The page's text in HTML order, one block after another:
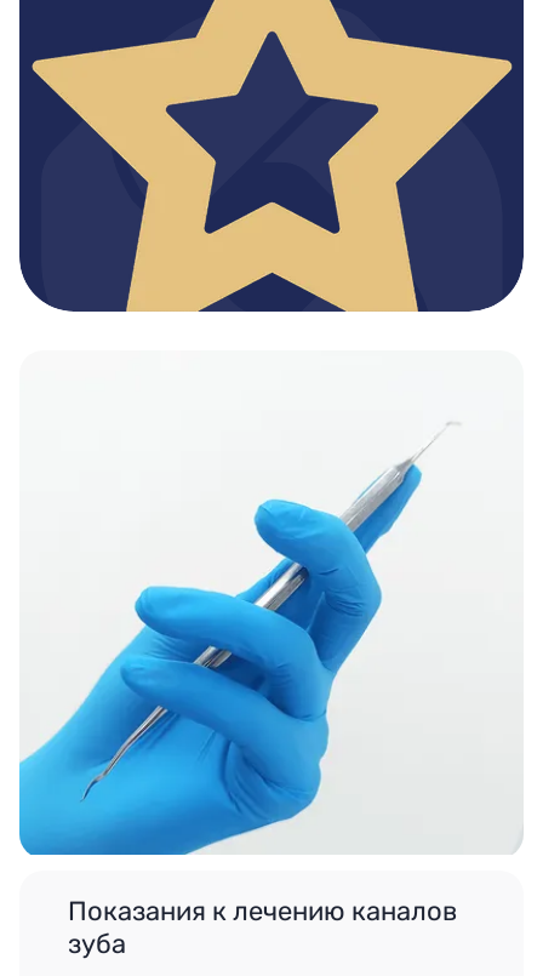
Показания к лечению каналов
зуба